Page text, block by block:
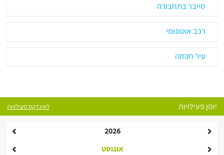
סייבר בתחבורה
רכב אוטונומי
עיר חכמה
יומן פעילויות לאינדקס פעילויות
2026
אוגוסט